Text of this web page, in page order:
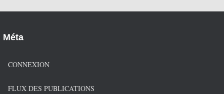
Méta
CONNEXION
FLUX DES PUBLICATIONS